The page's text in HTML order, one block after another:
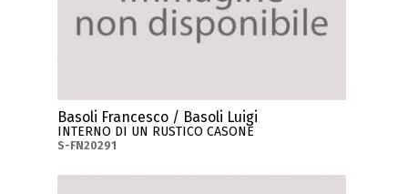
Basoli Francesco / Basoli Luigi
INTERNO DI UN RUSTICO CASONE
S-FN20291